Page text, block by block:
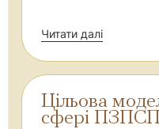
Читати далі
Цільова
сфері ПЗПСП